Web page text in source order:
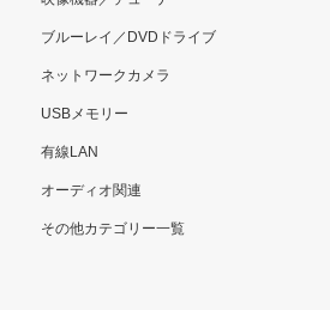
ブルーレイ／DVDドライブ
ネットワークカメラ
USBメモリー
有線LAN
オーディオ関連
その他カテゴリー一覧